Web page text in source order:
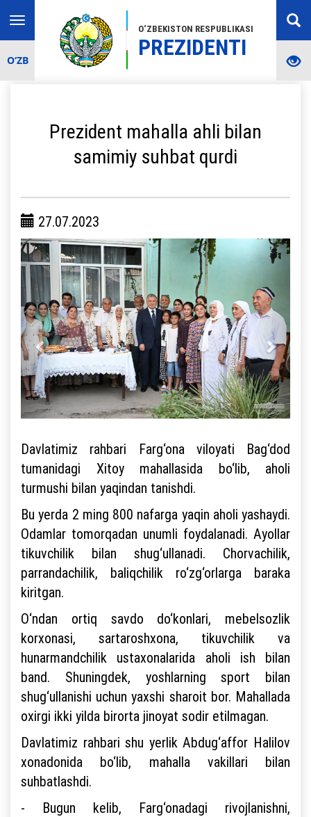
O‘ZBEKISTON RESPUBLIKASI
PREZIDENTI
Toggle
navigation
O‘ZB
Prezident mahalla ahli bilan
samimiy suhbat qurdi
27.07.2023
Davlatimiz rahbari Farg‘ona viloyati Bag‘dod
tumanidagi Xitoy mahallasida bo‘lib, aholi
turmushi bilan yaqindan tanishdi.
Bu yerda 2 ming 800 nafarga yaqin aholi yashaydi.
Odamlar tomorqadan unumli foydalanadi. Ayollar
tikuvchilik bilan shug‘ullanadi. Chorvachilik,
parrandachilik, baliqchilik ro‘zg‘orlarga baraka
kiritgan.
O‘ndan ortiq savdo do‘konlari, mebelsozlik
korxonasi, sartaroshxona, tikuvchilik va
hunarmandchilik ustaxonalarida aholi ish bilan
band. Shuningdek, yoshlarning sport bilan
shug‘ullanishi uchun yaxshi sharoit bor. Mahallada
oxirgi ikki yilda birorta jinoyat sodir etilmagan.
Davlatimiz rahbari shu yerlik Abdug‘affor Halilov
xonadonida bo‘lib, mahalla vakillari bilan
suhbatlashdi.
- Bugun kelib, Farg‘onadagi rivojlanishni,